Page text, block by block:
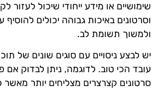
שימושיים או מידע ייחודי שיכול לעזור
וסרטונים באיכות גבוהה יכולים להוסיף
ולמשוך תשומת לב.
יש לבצע ניסויים עם סוגים שונים של
עובד הכי טוב. לדוגמה, ניתן לבדוק אם
סרטונים קצרצרים מצליחים יותר מאשר